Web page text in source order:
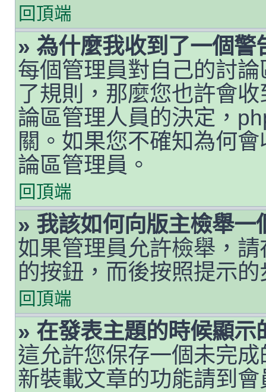
回頂端
» 為什麼我收到了一個警
每個管理員對自己的討
了規則，那麼您也許會
論區管理人員的決定，
關。如果您不確知為何
論區管理員。
回頂端
» 我該如何向版主檢舉一
如果管理員允許檢舉，
的按鈕，而後按照提示
回頂端
» 在發表主題的時候顯
這允許您保存一個未完
新裝載文章的功能請到